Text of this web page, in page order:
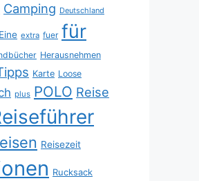
Camping Deutschland
Eine extra fuer für
Herausnehmen
Karte Loose
plus POLO Reise
Reisezeit
Rucksack